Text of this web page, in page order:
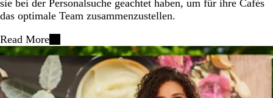
sie bei der Personalsuche geachtet haben, um für ihre Cafés
das optimale Team zusammenzustellen.
Read More